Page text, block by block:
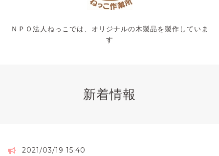
ＮＰＯ法人ねっこでは、オリジナルの木製品を製作していま
す
新着情報
2021/03/19 15:40